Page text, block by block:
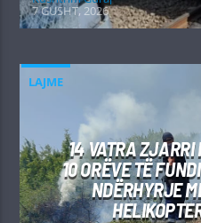
7 GUSHT, 2026
LAJME
14 VATRA ZJARRI
10 ORËVE TË
NDËRHYRJE